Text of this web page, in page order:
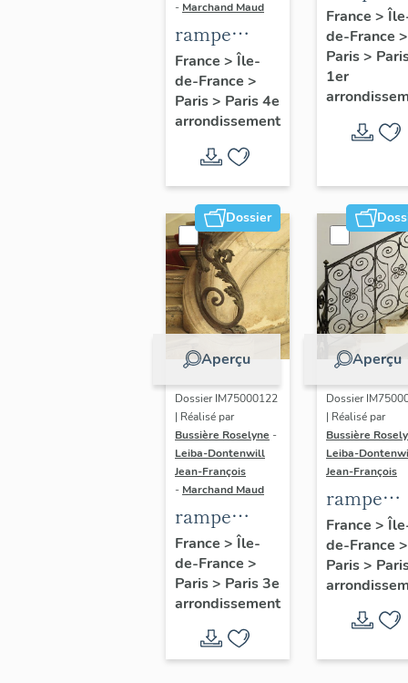
- Marchand Maud
rampe
d'appui,
escalier de
la maison à
cochère
dite hôtel
Charpentier
(non étudié)
France > Île-
de-France >
Paris> Paris 4e
arrondissement
d'appui,
escalier
la
porte
cochère
(non
France >
de-France >
Paris>
1er
Dossier
Aperçu
Dossier IM75000122
| Réalisé par
Bussière Roselyne -
Leiba-Dontenwill
Jean-François
- Marchand Maud
rampe
d'appui,
escalier de
la maison à
cochère
(non étudié)
France > Île-
de-France >
Paris> Paris 3e
arrondissement
Aperçu
Dossier
| Réalisé par
Bussière
Leiba-
Jean-François
rampe
d'appui,
escalier
la
cochère
France >
de-France >
Paris>